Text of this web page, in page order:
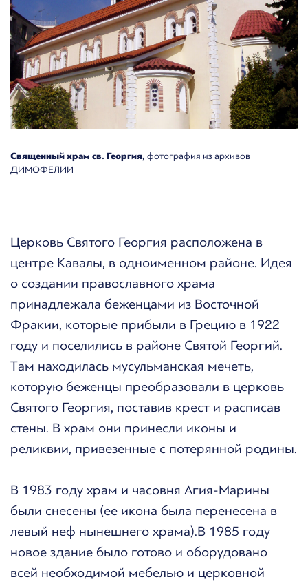
Священный храм св. Георгия, фотография из архивов
ДИМОФЕЛИИ
Церковь Святого Георгия расположена в
центре Кавалы, в одноименном районе. Идея
о создании православного храма
принадлежала беженцами из Восточной
Фракии, которые прибыли в Грецию в 1922
году и поселились в районе Святой Георгий.
Там находилась мусульманская мечеть,
которую беженцы преобразовали в церковь
Святого Георгия, поставив крест и расписав
стены. В храм они принесли иконы и
реликвии, привезенные с потерянной родины.
В 1983 году храм и часовня Агия-Марины
были снесены (ее икона была перенесена в
левый неф нынешнего храма).В 1985 году
новое здание было готово и оборудовано
всей необходимой мебелью и церковной